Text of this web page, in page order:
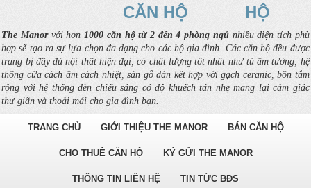
CĂN HỘ
HỘ
The Manorvới hơn1000 căn hộ từ 2 đến 4 phòng ngủnhiều diện tích phù
hợp sẽ tạo ra sự lựa chọn đa dạng cho các hộ gia đình. Các căn hộ đều được
trang bị đầy đủ nội thất hiện đại, có chất lượng tốt nhất như tủ âm tường, hệ
thống cửa cách âm cách nhiệt, sàn gỗ dán kết hợp với gạch ceranic, bồn tắm
rộng với hệ thống đèn chiếu sáng có độ khuếch tán nhẹ mang lại cảm giác
thư giãn và thoải mái cho gia đình bạn.
TRANG CHỦ GIỚI THIỆU THE MANOR BÁN CĂN HỘ
CHO THUÊ CĂN HỘ KÝ GỬI THE MANOR
THÔNG TIN LIÊN HỆ TIN TỨC BĐS